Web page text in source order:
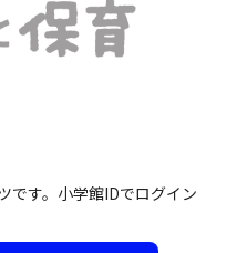
です。小学館IDでログイン